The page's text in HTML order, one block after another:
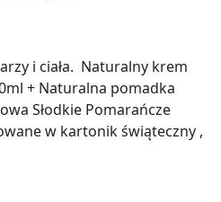
i ciała. Naturalny krem
+ Naturalna pomadka
Słodkie Pomarańcze
w kartonik świąteczny ,